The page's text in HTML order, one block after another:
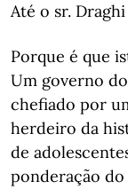
Até o sr.
Porque é que
Um governo
chefiado por
herdeiro da
de
ponderação